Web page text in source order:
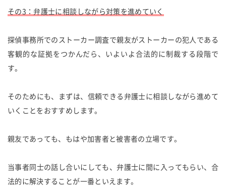
その3：弁護士に相談しながら対策を進めていく
探偵事務所でのストーカー調査で親友がストーカーの犯人である
客観的な証拠をつかんだら、いよいよ合法的に制裁する段階で
す。
そのためにも、まずは、信頼できる弁護士に相談しながら進めて
いくことをおすすめします。
親友であっても、もはや加害者と被害者の立場です。
当事者同士の話し合いにしても、弁護士に間に入ってもらい、合
法的に解決することが一番といえます。